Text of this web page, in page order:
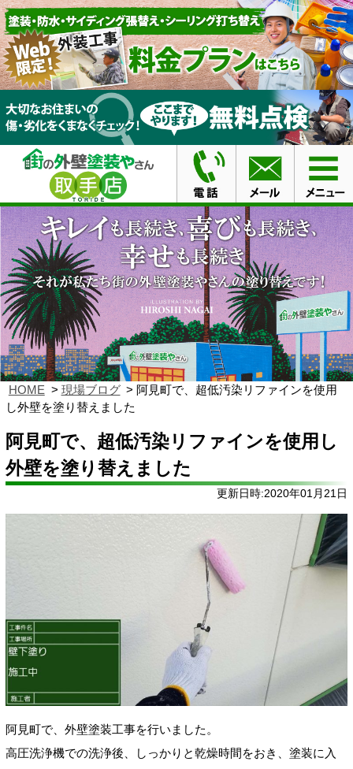
HOME 現場ブログ
阿見町で、超低汚染リファインを使用
し外壁を塗り替えました
阿見町で、超低汚染リファインを使用し
外壁を塗り替えました
更新日時:2020年01月21日
阿見町で、外壁塗装工事を行いました。
高圧洗浄機での洗浄後、しっかりと乾燥時間をおき、塗装に入